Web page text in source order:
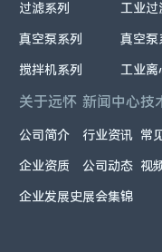
过滤系列
真空泵系列
搅拌机系列
工业过
真空泵
工业离
关于远怀
公司简介
企业资质
企业发展史
新闻中心
行业资讯
公司动态
展会集锦
技
常
视